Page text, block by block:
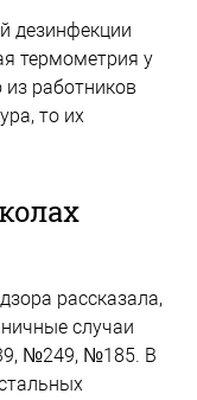
дезинфекции
термометрия у
из работников
то их
рассказала,
случаи
№249, №185. В